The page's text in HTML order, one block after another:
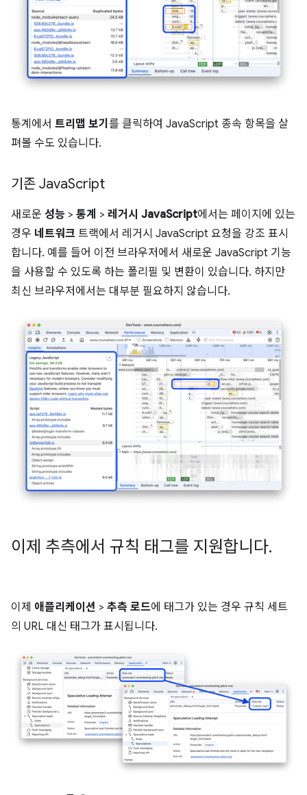
통계에서 트리맵 보기 를 클릭하여 JavaScript 종속 항목을 살
펴볼 수도 있습니다.
기존 JavaScript
새로운 성능 > 통계 > 레거시 JavaScript에서는 페이지에 있는
경우 네트워크 트랙에서 레거시 JavaScript 요청을 강조 표시
합니다. 예를 들어 이전 브라우저에서 새로운 JavaScript 기능
을 사용할 수 있도록 하는 폴리필 및 변환이 있습니다. 하지만
최신 브라우저에서는 대부분 필요하지 않습니다.
이제 추측에서 규칙 태그를 지원합니다.
이제 애플리케이션 > 추측 로드에 태그가 있는 경우 규칙 세트
의 URL 대신 태그가 표시됩니다.